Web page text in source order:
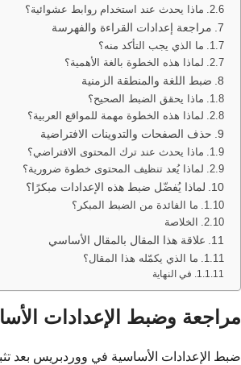
ماذا يحدث عند استخدام روابط عشوائية؟
مراجعة إعدادات القراءة والفهرسة
ما الذي يجب التأكد منه؟
لماذا هذه الخطوة بالغة الأهمية؟
ضبط اللغة والمنطقة الزمنية
ماذا يحقق الضبط الصحيح؟
لماذا هذه الخطوة مهمة للمواقع العربية؟
حذف الصفحات والتدوينات الافتراضية
ماذا يحدث عند ترك المحتوى الافتراضي؟
لماذا يُعد تنظيف المحتوى خطوة ضرورية؟
لماذا يُفضّل ضبط هذه الإعدادات مبكرًا؟
ما الفائدة من الضبط المبكر؟
الخلاصة
علاقة هذا المقال بالمقال الأساسي
ما الذي يكمّله هذا المقال؟
في النهاية
مراجعة وضبط الإعدادات
ضبط الإعدادات الأساسية في ووردبريس بعد